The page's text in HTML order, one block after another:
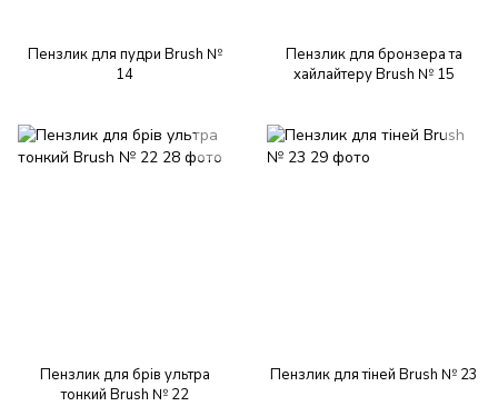
Пензлик для пудри Brush №
14
Пензлик для бронзера та
хайлайтеру Brush № 15
Пензлик для брів ультра
тонкий Brush № 22
Пензлик для тіней Brush № 23